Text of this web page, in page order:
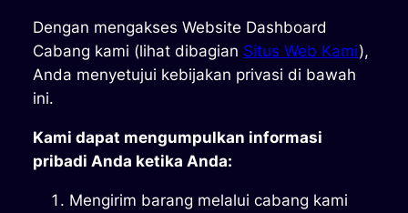
Dengan mengakses Website Dashboard
Cabang kami (lihat dibagian Situs Web Kami),
Anda menyetujui kebijakan privasi di bawah
ini.
Kami dapat mengumpulkan informasi
pribadi Anda ketika Anda:
Mengirim barang melalui cabang kami